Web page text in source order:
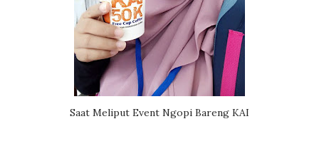
Saat Meliput Event Ngopi Bareng KAI